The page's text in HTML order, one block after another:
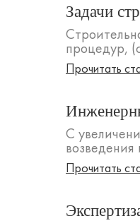
Задачи
процедур,
Прочитать
С
Прочитать